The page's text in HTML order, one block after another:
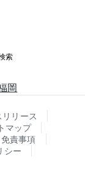
索
岡
リース
マップ
責事項
シー